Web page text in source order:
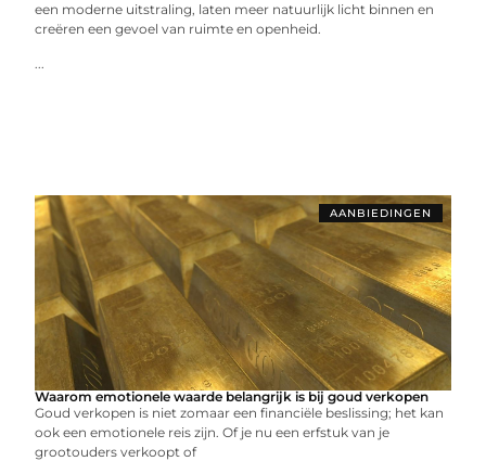
een moderne uitstraling, laten meer natuurlijk licht binnen en
creëren een gevoel van ruimte en openheid.
...
AANBIEDINGEN
Waarom emotionele waarde belangrijk is bij goud verkopen
Goud verkopen is niet zomaar een financiële beslissing; het kan
ook een emotionele reis zijn. Of je nu een erfstuk van je
grootouders verkoopt of